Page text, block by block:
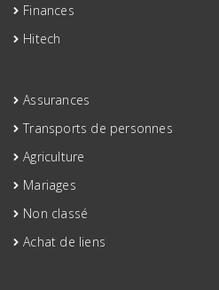
Finances
Hitech
Assurances
Transports de personnes
Agriculture
Mariages
Non classé
Achat de liens